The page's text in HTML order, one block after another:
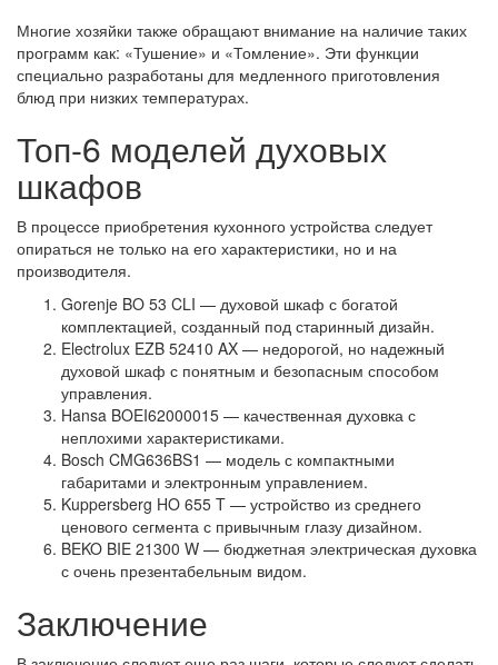
Многие хозяйки также обращают внимание на наличие таких
программ как: «Тушение» и «Томление». Эти функции
специально разработаны для медленного приготовления
блюд при низких температурах.
Топ-6 моделей духовых
шкафов
В процессе приобретения кухонного устройства следует
опираться не только на его характеристики, но и на
производителя.
Gorenje BO 53 CLI — духовой шкаф с богатой
комплектацией, созданный под старинный дизайн.
Electrolux EZB 52410 AX — недорогой, но надежный
духовой шкаф с понятным и безопасным способом
управления.
Hansa BOEI62000015 — качественная духовка с
неплохими характеристиками.
Bosch CMG636BS1 — модель с компактными
габаритами и электронным управлением.
Kuppersberg HO 655 T — устройство из среднего
ценового сегмента с привычным глазу дизайном.
BEKO BIE 21300 W — бюджетная электрическая духовка
с очень презентабельным видом.
Заключение